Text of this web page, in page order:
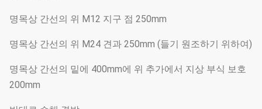
명목상 간선의 위 M12 지구 점 250mm
명목상 간선의 위 M24 견과 250mm (들기 원조하기 위하여)
명목상 간선의 밑에 400mm에 위 추가에서 지상 부식 보호
200mm